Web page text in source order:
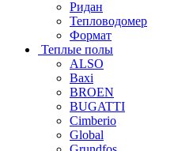
Ридан
Тепловодомер
Формат
Теплые полы
ALSO
Baxi
BROEN
BUGATTI
Cimberio
Global